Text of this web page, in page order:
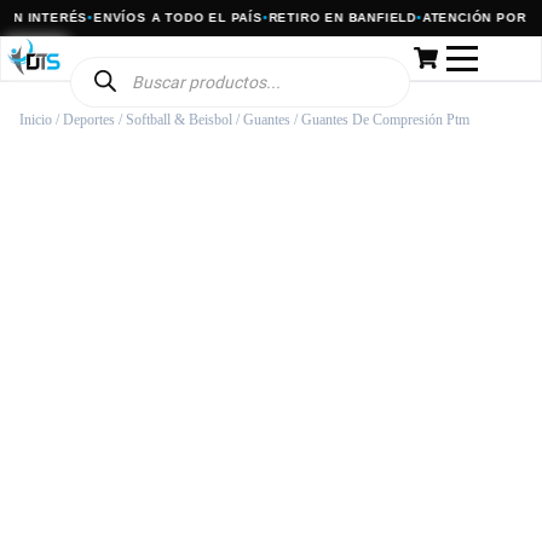
INTERÉS•ENVÍOS A TODO EL PAÍS•RETIRO EN BANFIELD•ATENCIÓN POR
Inicio / Deportes / Softball & Beisbol / Guantes / Guantes De Compresión Ptm